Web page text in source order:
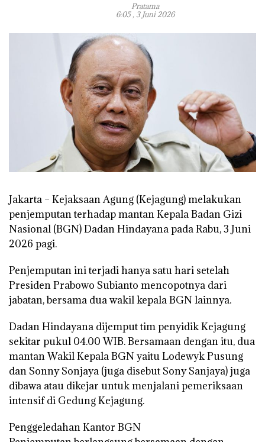
Pratama
6:05 , 3 Juni 2026
Jakarta – Kejaksaan Agung (Kejagung) melakukan
penjemputan terhadap mantan Kepala Badan Gizi
Nasional (BGN) Dadan Hindayana pada Rabu, 3 Juni
2026 pagi.
Penjemputan ini terjadi hanya satu hari setelah
Presiden Prabowo Subianto mencopotnya dari
jabatan, bersama dua wakil kepala BGN lainnya.
Dadan Hindayana dijemput tim penyidik Kejagung
sekitar pukul 04.00 WIB. Bersamaan dengan itu, dua
mantan Wakil Kepala BGN yaitu Lodewyk Pusung
dan Sonny Sonjaya (juga disebut Sony Sanjaya) juga
dibawa atau dikejar untuk menjalani pemeriksaan
intensif di Gedung Kejagung.
Penggeledahan Kantor BGN